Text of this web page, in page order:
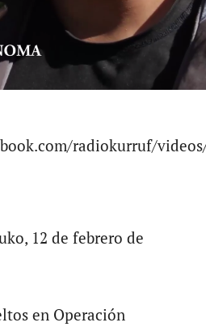
radiokurruf/videos/
12 de febrero de
en Operación